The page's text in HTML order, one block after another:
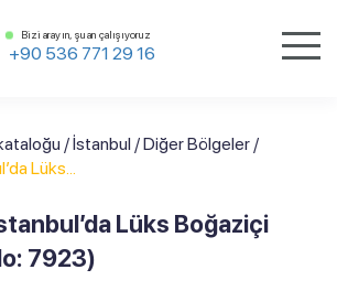
Bizi arayın, şu an çalışıyoruz
+90 536 771 29 16
/İstanbul /Diğer Bölgeler /
Lüks...
Lüks Boğaziçi
7923)